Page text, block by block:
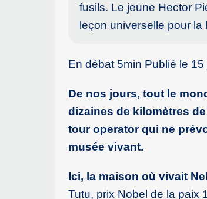
fusils. Le jeune Hector
leçon universelle pour la
En débat 5min Publié le
De nos jours, tout le
dizaines de kilomètres
tour operator qui ne
musée vivant.
Ici, la maison où vivait
Tutu, prix Nobel de la paix